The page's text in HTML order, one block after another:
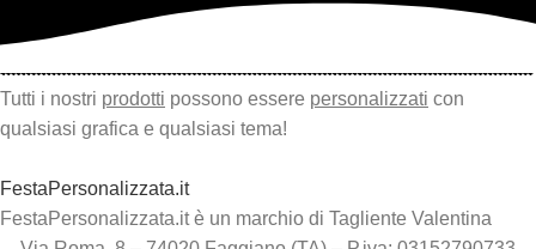
Tutti i nostri prodotti possono essere personalizzati con
qualsiasi grafica e qualsiasi tema!
FestaPersonalizzata.it
FestaPersonalizzata.it è un marchio di Tagliente Valentina